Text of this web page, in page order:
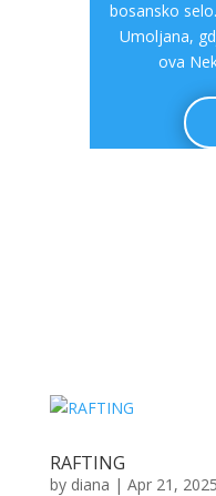
bosansko
Umoljana,
ova
RAFTING
by diana | Apr 21, 2025